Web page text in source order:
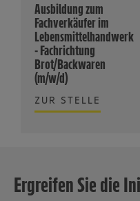
Ausbildung zum
Fachverkäufer im
Lebensmittelhandwerk
- Fachrichtung
Brot/Backwaren
(m/w/d)
ZUR STELLE
Ergreifen Sie die